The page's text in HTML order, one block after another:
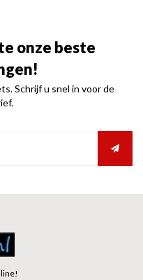
onze beste
Schrijf u snel in voor de